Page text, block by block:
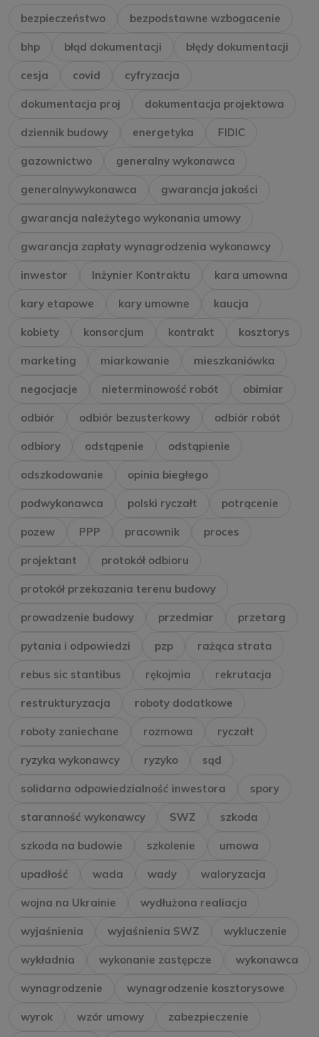
bezpieczeństwo bezpodstawne wzbogacenie
bhp błąd dokumentacji błędy dokumentacji
cesja covid cyfryzacja
dokumentacja proj dokumentacja projektowa
dziennik budowy energetyka FIDIC
gazownictwo generalny wykonawca
generalnywykonawca gwarancja jakości
gwarancja należytego wykonania umowy
gwarancja zapłaty wynagrodzenia wykonawcy
inwestor Inżynier Kontraktu kara umowna
kary etapowe kary umowne kaucja
kobiety konsorcjum kontrakt kosztorys
marketing miarkowanie mieszkaniówka
negocjacje nieterminowość robót obimiar
odbiór odbiór bezusterkowy odbiór robót
odbiory odstąpenie odstąpienie
odszkodowanie opinia biegłego
podwykonawca polski ryczałt potrącenie
pozew PPP pracownik proces
projektant protokół odbioru
protokół przekazania terenu budowy
prowadzenie budowy przedmiar przetarg
pytania i odpowiedzi pzp rażąca strata
rebus sic stantibus rękojmia rekrutacja
restrukturyzacja roboty dodatkowe
roboty zaniechane rozmowa ryczałt
ryzyka wykonawcy ryzyko sąd
solidarna odpowiedzialność inwestora spory
staranność wykonawcy SWZ szkoda
szkoda na budowie szkolenie umowa
upadłość wada wady waloryzacja
wojna na Ukrainie wydłużona realiacja
wyjaśnienia wyjaśnienia SWZ wykluczenie
wykładnia wykonanie zastępcze wykonawca
wynagrodzenie wynagrodzenie kosztorysowe
wyrok wzór umowy zabezpieczenie